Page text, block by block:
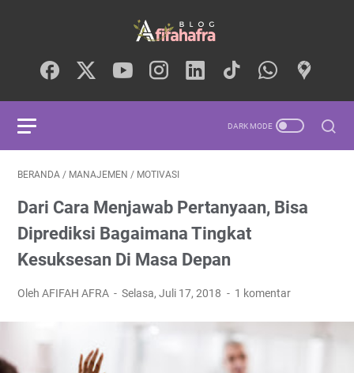
BERANDA / MANAJEMEN / MOTIVASI
Dari Cara Menjawab Pertanyaan, Bisa
Diprediksi Bagaimana Tingkat
Kesuksesan Di Masa Depan
Oleh AFIFAH AFRA Selasa, Juli 17, 2018 1 komentar